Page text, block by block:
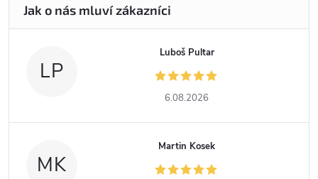
LP
Luboš Pultar
6.08.2026
MK
Martin Kosek